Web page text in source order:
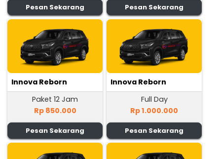
Pesan Sekarang Pesan Sekarang
Innova Reborn
Paket 12 Jam
Rp 850.000
Pesan Sekarang
Innova Reborn
Full Day
Rp 1.000.000
Pesan Sekarang